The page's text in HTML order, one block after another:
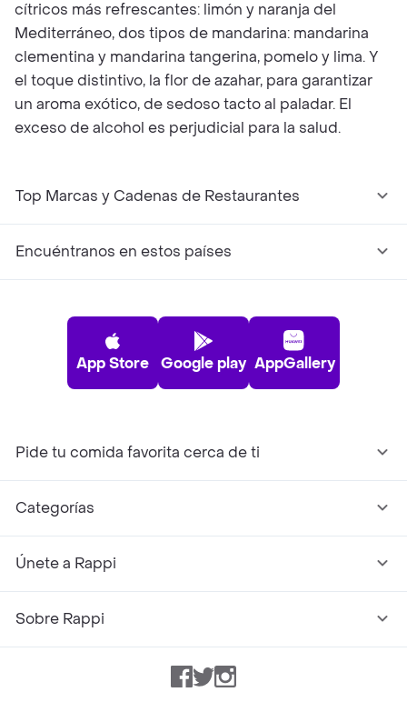
cítricos más refrescantes: limón y naranja del
Mediterráneo, dos tipos de mandarina: mandarina
clementina y mandarina tangerina, pomelo y lima. Y
el toque distintivo, la flor de azahar, para garantizar
un aroma exótico, de sedoso tacto al paladar. El
exceso de alcohol es perjudicial para la salud.
Top Marcas y Cadenas de Restaurantes
Encuéntranos en estos países
App Store Google play AppGallery
Pide tu comida favorita cerca de ti
Categorías
Únete a Rappi
Sobre Rappi
Facebook
TwitterInstagram